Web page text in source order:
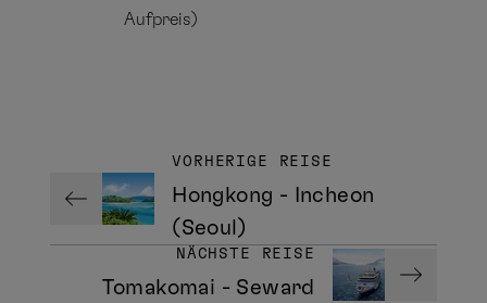
Aufpreis)
VORHERIGE REISE
Hongkong - Incheon
(Seoul)
NÄCHSTE REISE
Tomakomai - Seward